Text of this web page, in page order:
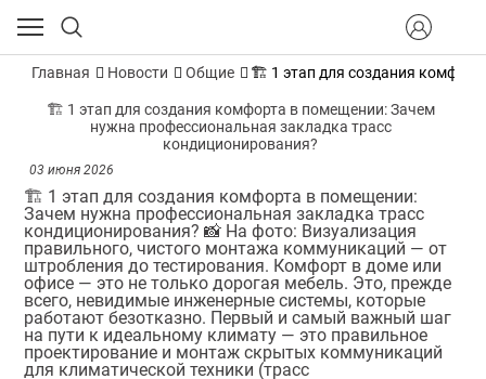
Главная Новости Общие 🏗️ 1 этап для создания
🏗️ 1 этап для создания комфорта в помещении: Зачем
нужна профессиональная закладка трасс
кондиционирования?
03 июня 2026
🏗️ 1 этап для создания комфорта в помещении:
Зачем нужна профессиональная закладка трасс
кондиционирования? 📸 На фото: Визуализация
правильного, чистого монтажа коммуникаций — от
штробления до тестирования. Комфорт в доме или
офисе — это не только дорогая мебель. Это, прежде
всего, невидимые инженерные системы, которые
работают безотказно. Первый и самый важный шаг
на пути к идеальному климату — это правильное
проектирование и монтаж скрытых коммуникаций
для климатической техники (трасс